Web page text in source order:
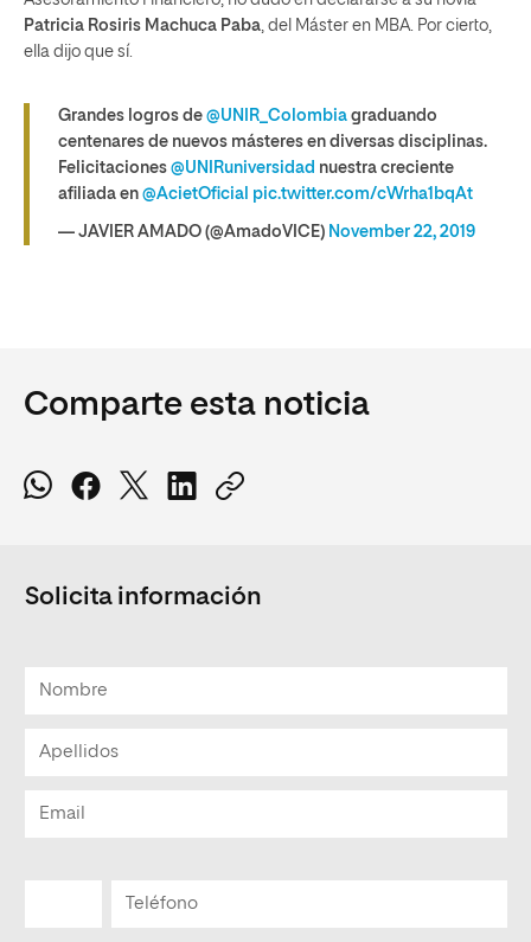
Patricia Rosiris Machuca Paba, del Máster en MBA. Por cierto,
ella dijo que sí.
Grandes logros de @UNIR_Colombia graduando
centenares de nuevos másteres en diversas disciplinas.
Felicitaciones @UNIRuniversidad nuestra creciente
afiliada en @AcietOficial pic.twitter.com/cWrha1bqAt
— JAVIER AMADO (@AmadoVICE) November 22, 2019
Comparte esta noticia
Solicita información